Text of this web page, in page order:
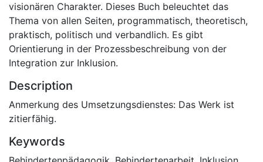
visionären Charakter. Dieses Buch beleuchtet das
Thema von allen Seiten, programmatisch, theoretisch,
praktisch, politisch und verbandlich. Es gibt
Orientierung in der Prozessbeschreibung von der
Integration zur Inklusion.
Description
Anmerkung des Umsetzungsdienstes: Das Werk ist
zitierfähig.
Keywords